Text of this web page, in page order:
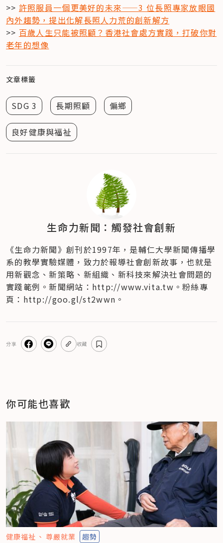
>> 許照服員一個更美好的未來——3 位長照專家放眼國
內外趨勢，提出化解長照人力荒的創新解方
>> 百歲人生只能被照顧？香港社會處方實踐，打破你對
老年的想像
文章標籤
SDG 3 長期照顧 偏鄉
良好健康與福祉
生命力新聞：觸發社會創新
《生命力新聞》創刊於1997年，是輔仁大學新聞傳播學
系的教學實驗媒體，致力於報導社會創新故事，也就是
用新觀念、新策略、新組織、新科技來解決社會問題的
實踐範例。新聞網站：http://www.vita.tw。粉絲專
頁：http://goo.gl/st2wwn。
分享 收藏
你可能也喜歡
健康福祉 尊嚴就業 趨勢